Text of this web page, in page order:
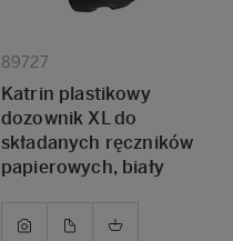
89727
Katrin plastikowy
dozownik XL do
składanych ręczników
papierowych, biały